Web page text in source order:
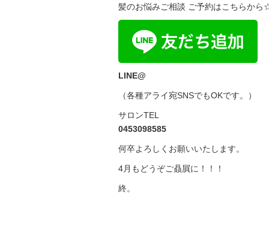
髪のお悩みご相談 ご予約はこちらから
LINE@
（各種アライ宛SNSでもOKです。）
サロンTEL
0453098585
何卒よろしくお願いいたします。
4月もどうぞご贔屓に！！！
終。